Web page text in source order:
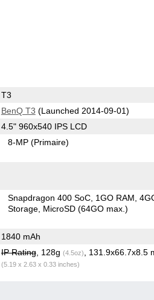
T3
BenQ T3 (Launched 2014-09-01)
4.5" 960x540 IPS LCD
8-MP(Primaire)
Snapdragon 400 SoC 1GO RAM
Storage MicroSD (64GO max.)
1840 mAh
IP Rating, 128g (4.5oz) , 131.9x66.7x8.5
(5.19 x 2.63 x 0.33 inches)